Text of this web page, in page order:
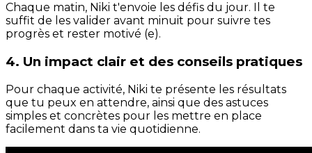
Chaque matin, Niki t'envoie les défis du jour. Il te
suffit de les valider avant minuit pour suivre tes
progrès et rester motivé (e).
4. Un impact clair et des conseils pratiques
Pour chaque activité, Niki te présente les résultats
que tu peux en attendre, ainsi que des astuces
simples et concrètes pour les mettre en place
facilement dans ta vie quotidienne.